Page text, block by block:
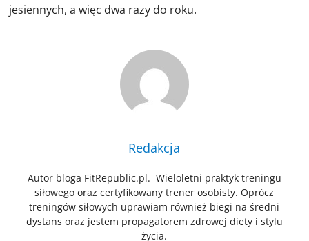
jesiennych, a więc dwa razy do roku.
Redakcja
Autor bloga FitRepublic.pl. Wieloletni praktyk treningu
siłowego oraz certyfikowany trener osobisty. Oprócz
treningów siłowych uprawiam również biegi na średni
dystans oraz jestem propagatorem zdrowej diety i stylu
życia.